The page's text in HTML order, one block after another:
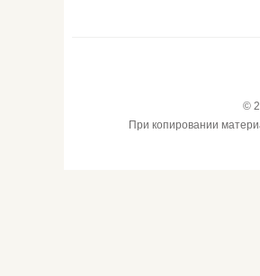
©
При копировании